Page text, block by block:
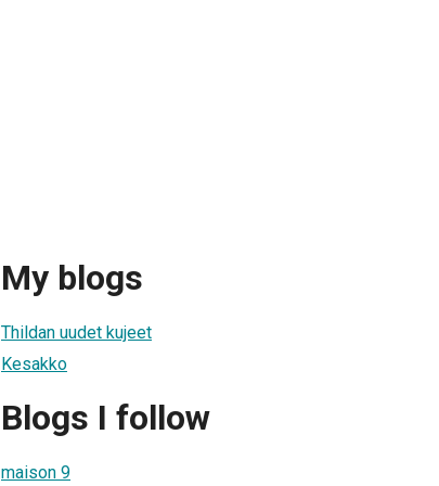
My blogs
Thildan uudet kujeet
Kesakko
Blogs I follow
maison 9